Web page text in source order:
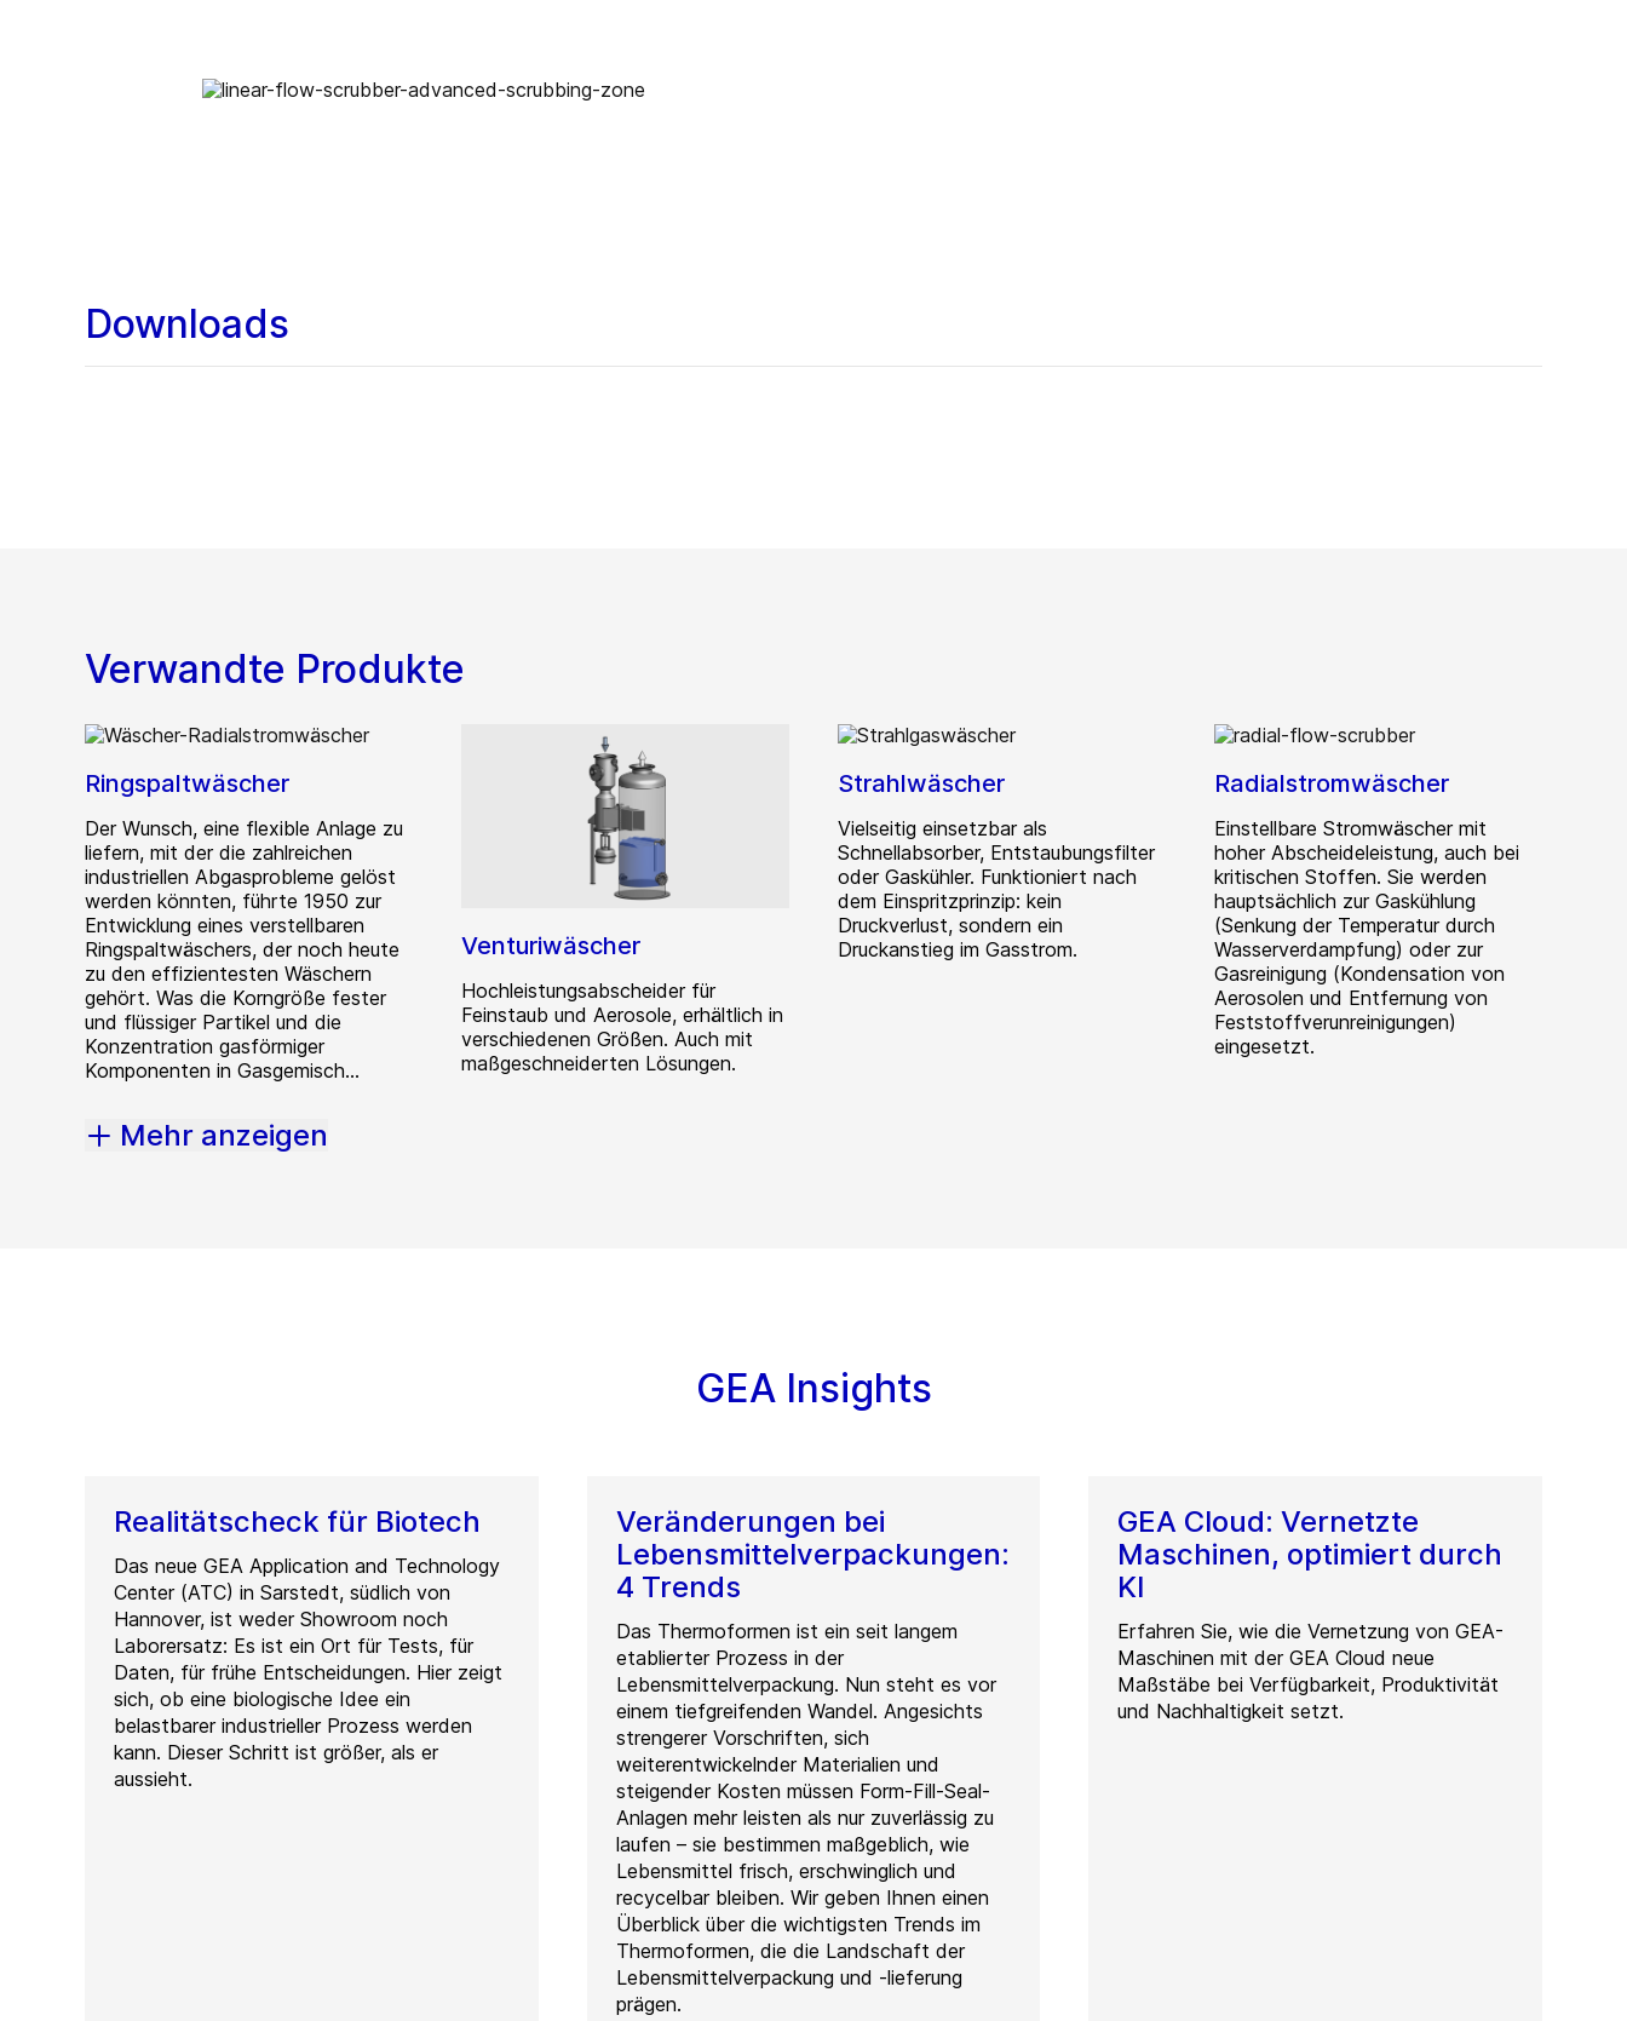
Downloads
Verwandte Produkte
Ringspaltwäscher
Der Wunsch, eine flexible Anlage zu
liefern, mit der die zahlreichen
industriellen Abgasprobleme gelöst
werden könnten, führte 1950 zur
Entwicklung eines verstellbaren
Ringspaltwäschers, der noch heute
zu den effizientesten Wäschern
gehört. Was die Korngröße fester
und flüssiger Partikel und die
Konzentration gasförmiger
Komponenten in Gasgemisch...
Venturiwäscher
Hochleistungsabscheider für
Feinstaub und Aerosole, erhältlich in
verschiedenen Größen. Auch mit
maßgeschneiderten Lösungen.
Strahlwäscher
Vielseitig einsetzbar als
Schnellabsorber, Entstaubungsfilter
oder Gaskühler. Funktioniert nach
dem Einspritzprinzip: kein
Druckverlust, sondern ein
Druckanstieg im Gasstrom.
Radialstromwäscher
Einstellbare Stromwäscher mit
hoher Abscheideleistung, auch bei
kritischen Stoffen. Sie werden
hauptsächlich zur Gaskühlung
(Senkung der Temperatur durch
Wasserverdampfung) oder zur
Gasreinigung (Kondensation von
Aerosolen und Entfernung von
Feststoffverunreinigungen)
eingesetzt.
Mehr anzeigen
GEA Insights
Realitätscheck für Biotech
Das neue GEA Application and Technology
Center (ATC) in Sarstedt, südlich von
Hannover, ist weder Showroom noch
Laborersatz: Es ist ein Ort für Tests, für
Daten, für frühe Entscheidungen. Hier zeigt
sich, ob eine biologische Idee ein
belastbarer industrieller Prozess werden
kann. Dieser Schritt ist größer, als er
aussieht.
Veränderungen bei
Lebensmittelverpackungen:
4 Trends
Das Thermoformen ist ein seit langem
etablierter Prozess in der
Lebensmittelverpackung. Nun steht es vor
einem tiefgreifenden Wandel. Angesichts
strengerer Vorschriften, sich
weiterentwickelnder Materialien und
steigender Kosten müssen Form-Fill-Seal-
Anlagen mehr leisten als nur zuverlässig zu
laufen – sie bestimmen maßgeblich, wie
Lebensmittel frisch, erschwinglich und
recycelbar bleiben. Wir geben Ihnen einen
Überblick über die wichtigsten Trends im
Thermoformen, die die Landschaft der
Lebensmittelverpackung und -lieferung
prägen.
GEA Cloud: Vernetzte
Maschinen, optimiert durch
KI
Erfahren Sie, wie die Vernetzung von GEA-
Maschinen mit der GEA Cloud neue
Maßstäbe bei Verfügbarkeit, Produktivität
und Nachhaltigkeit setzt.